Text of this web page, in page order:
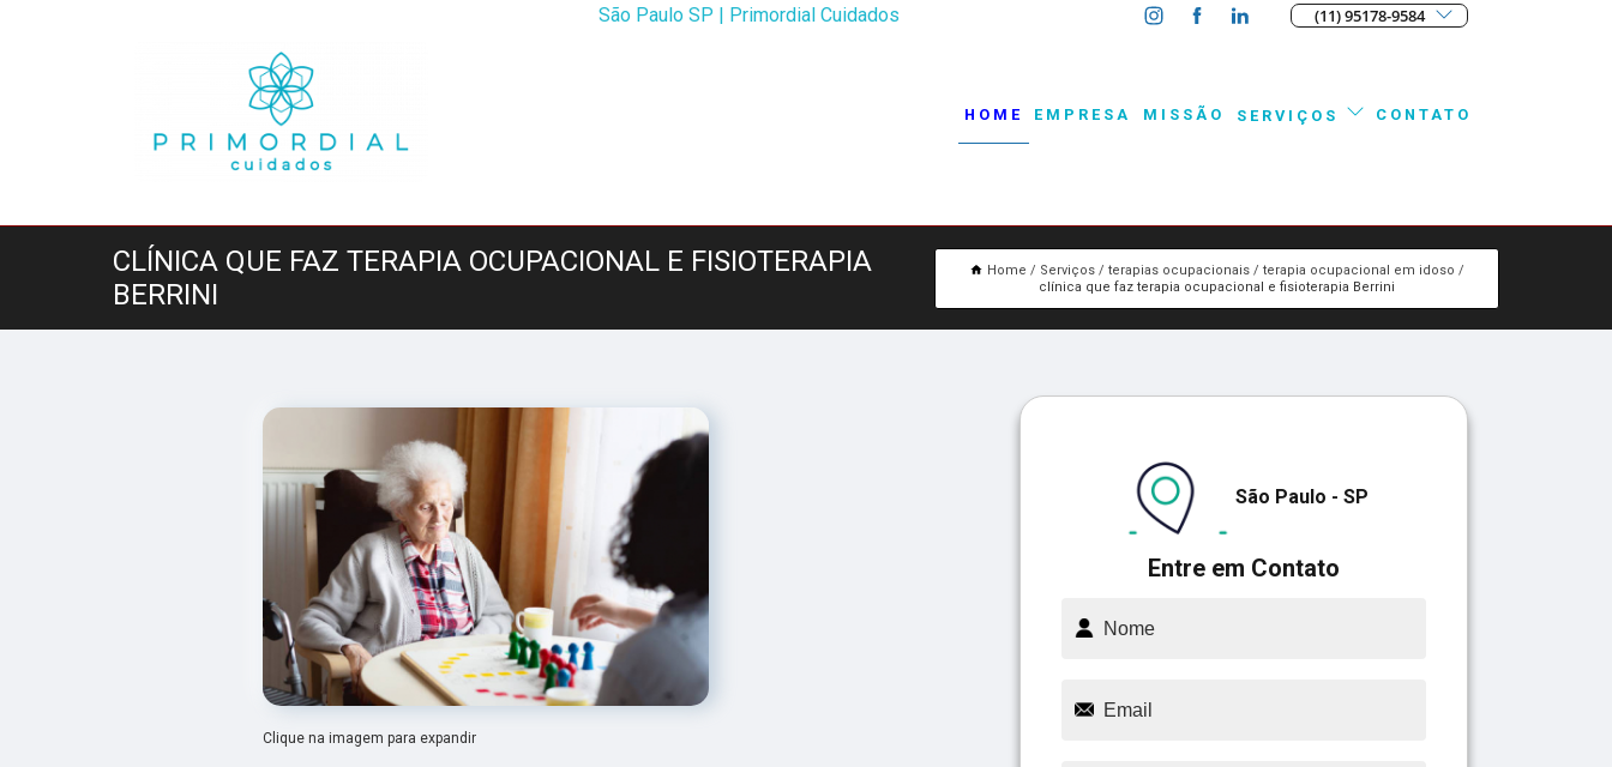
São Paulo SP | Primordial Cuidados (11) 95178-9584
HOME EMPRESA MISSÃO SERVIÇOS CONTATO
CLÍNICA QUE FAZ TERAPIA OCUPACIONAL E FISIOTERAPIA
BERRINI
Home Serviços terapias ocupacionais
terapia ocupacional em idoso
clínica que faz terapia ocupacional e fisioterapia Berrini
Clique na imagem para expandir
Entre em Contato
São Paulo - SP